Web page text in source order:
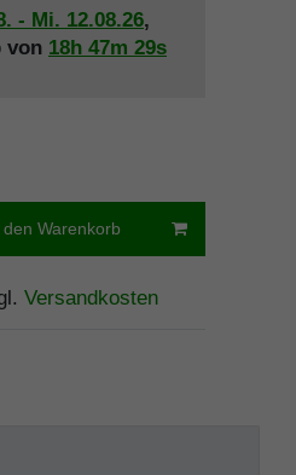
- Mi. 12.08.26,
von 18h 47m 29s
den Warenkorb
Versandkosten